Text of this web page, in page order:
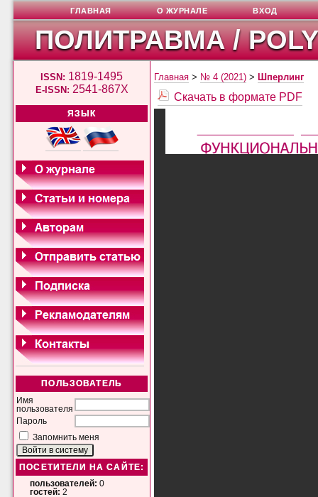
ПОЛИТРАВМА /
ISSN: 1819-1495
E-ISSN: 2541-867X
ЯЗЫК
ПОЛЬЗОВАТЕЛЬ
Имя
пользователя
Пароль
Запомнить меня
ПОСЕТИТЕЛИ НА САЙТЕ:
пользователей: 0
гостей: 2
ГЛАВНАЯ О ЖУРНАЛЕ ВХОД
Главная > № 4 (2021) > Шперлинг
Скачать в формате PDF